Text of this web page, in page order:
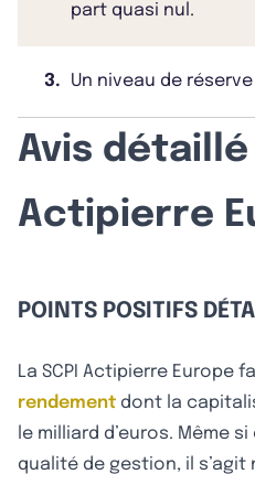
part quasi nul.
3. Un niveau de
Avis
Actipierre
POINTS POSITIFS
La SCPI Actipierre Europe
rendement dont la
le milliard d’euros. Même
qualité de gestion, il s’agit